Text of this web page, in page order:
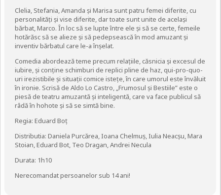
Clelia, Stefania, Amanda și Marisa sunt patru femei diferite, cu
personalități și vise diferite, dar toate sunt unite de același
bărbat, Marco. În loc să se lupte între ele și să se certe, femeile
hotărăsc să se alieze și să pedepsească în mod amuzant și
inventiv bărbatul care le-a înșelat.
Comedia abordează teme precum relațiile, căsnicia și excesul de
iubire, și conține schimburi de replici pline de haz, qui-pro-quo-
uri irezistibile și situații comice istețe, în care umorul este învăluit
în ironie. Scrisă de Aldo Lo Castro, „Frumosul și Bestiile” este o
piesă de teatru amuzantă și inteligentă, care va face publicul să
râdă în hohote și să se simtă bine.
Regia: Eduard Boț
Distributia: Daniela Purcărea, Ioana Chelmuș, Iulia Neacșu, Mara
Stoian, Eduard Bot, Teo Dragan, Andrei Necula
Durata: 1h10
Nerecomandat persoanelor sub 14 ani!